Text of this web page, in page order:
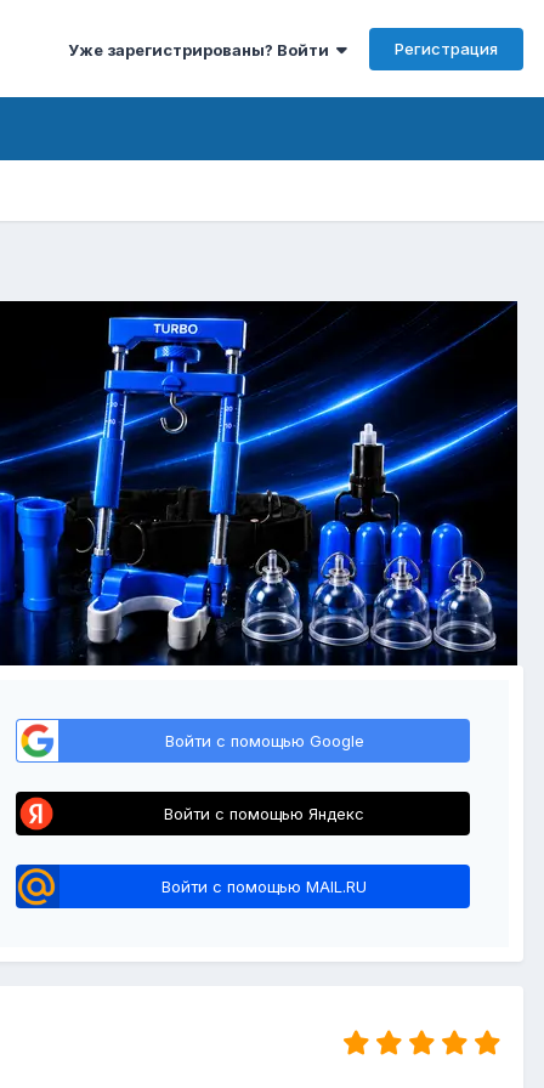
Уже зарегистрированы? Войти Регистрация
Войти с помощью Google
Войти с помощью Яндекс
Войти с помощью MAIL.RU